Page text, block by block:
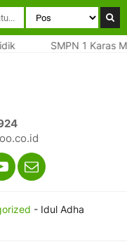
SMPN 1 Karas
- Idul Adha